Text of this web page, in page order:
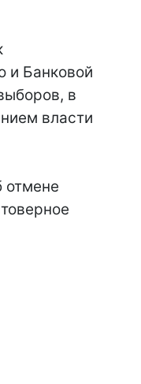
и Банковой
в
власти
отмене